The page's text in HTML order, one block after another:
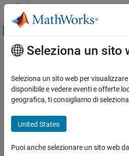
Vai al contenuto
Attiva/disattiva
Pagina iniziale della documentazione
Importazione dei dati e analisi
Importazione ed esportazione di dati
Dati scientifici
File NetCDF
Contenuto principale
File con
Dati con interlacciamento di banda
Leggere o scrivere dati interlacciati
Funzioni
Seleziona un sito
Seleziona un sito web per
disponibile e vedere eventi e offerte
geografica, ti consigliamo di
United States
Puoi anche selezionare un sito web